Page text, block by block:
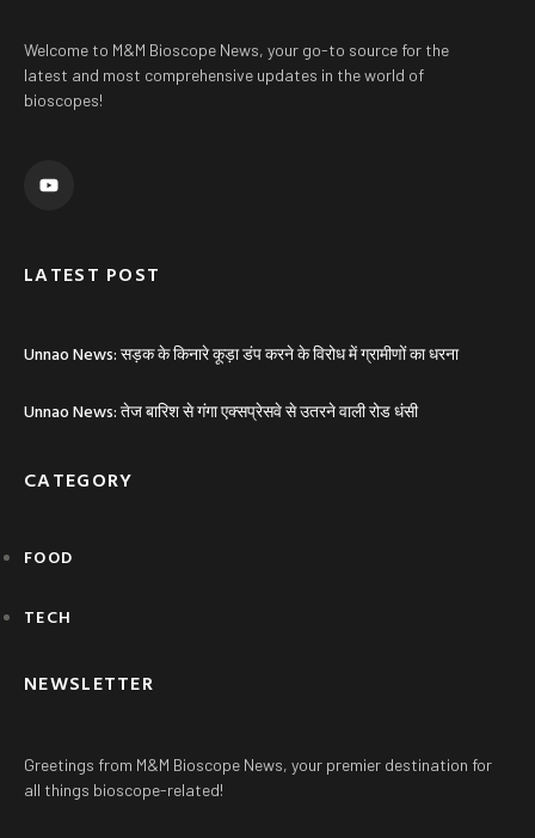
Welcome to M&M Bioscope News, your go-to source for the
latest and most comprehensive updates in the world of
bioscopes!
u
LATEST POST
Unnao News: सड़क के किनारे कूड़ा डंप करने के विरोध में ग्रामीणों का धरना
Unnao News: तेज बारिश से गंगा एक्सप्रेसवे से उतरने वाली रोड धंसी
CATEGORY
FOOD
TECH
NEWSLETTER
Greetings from M&M Bioscope News, your premier destination for
all things bioscope-related!